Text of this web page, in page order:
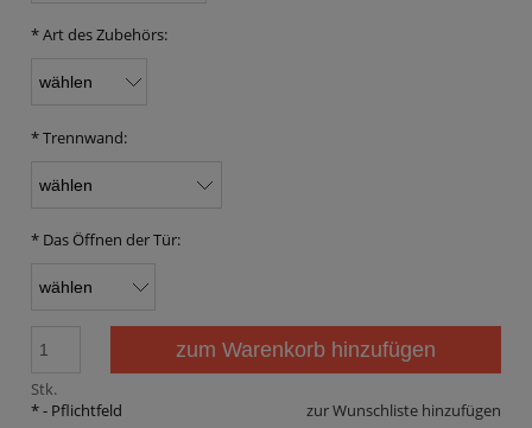
*Art des Zubehörs:
*Trennwand:
* Das Öffnen der Tür:
Stk.
zum Warenkorb hinzufügen
zur Wunschliste hinzufügen
*- Pflichtfeld